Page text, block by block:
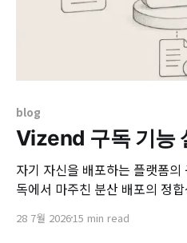
blog
Vizend 구독 기능
자기 자신을 배포하는 플랫폼의 구독 설계
독에서 마주친 분산 배포의 정합성 문제
를 묶은 배포 단위)를 Pavilion(
28 7월 202615 min read